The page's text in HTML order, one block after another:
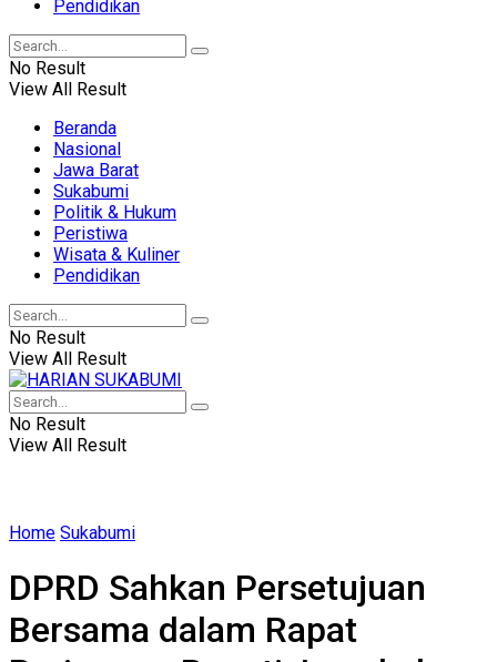
Pendidikan
No Result
View All Result
Beranda
Nasional
Jawa Barat
Sukabumi
Politik & Hukum
Peristiwa
Wisata & Kuliner
Pendidikan
No Result
View All Result
No Result
View All Result
Home Sukabumi
DPRD Sahkan Persetujuan
Bersama dalam Rapat